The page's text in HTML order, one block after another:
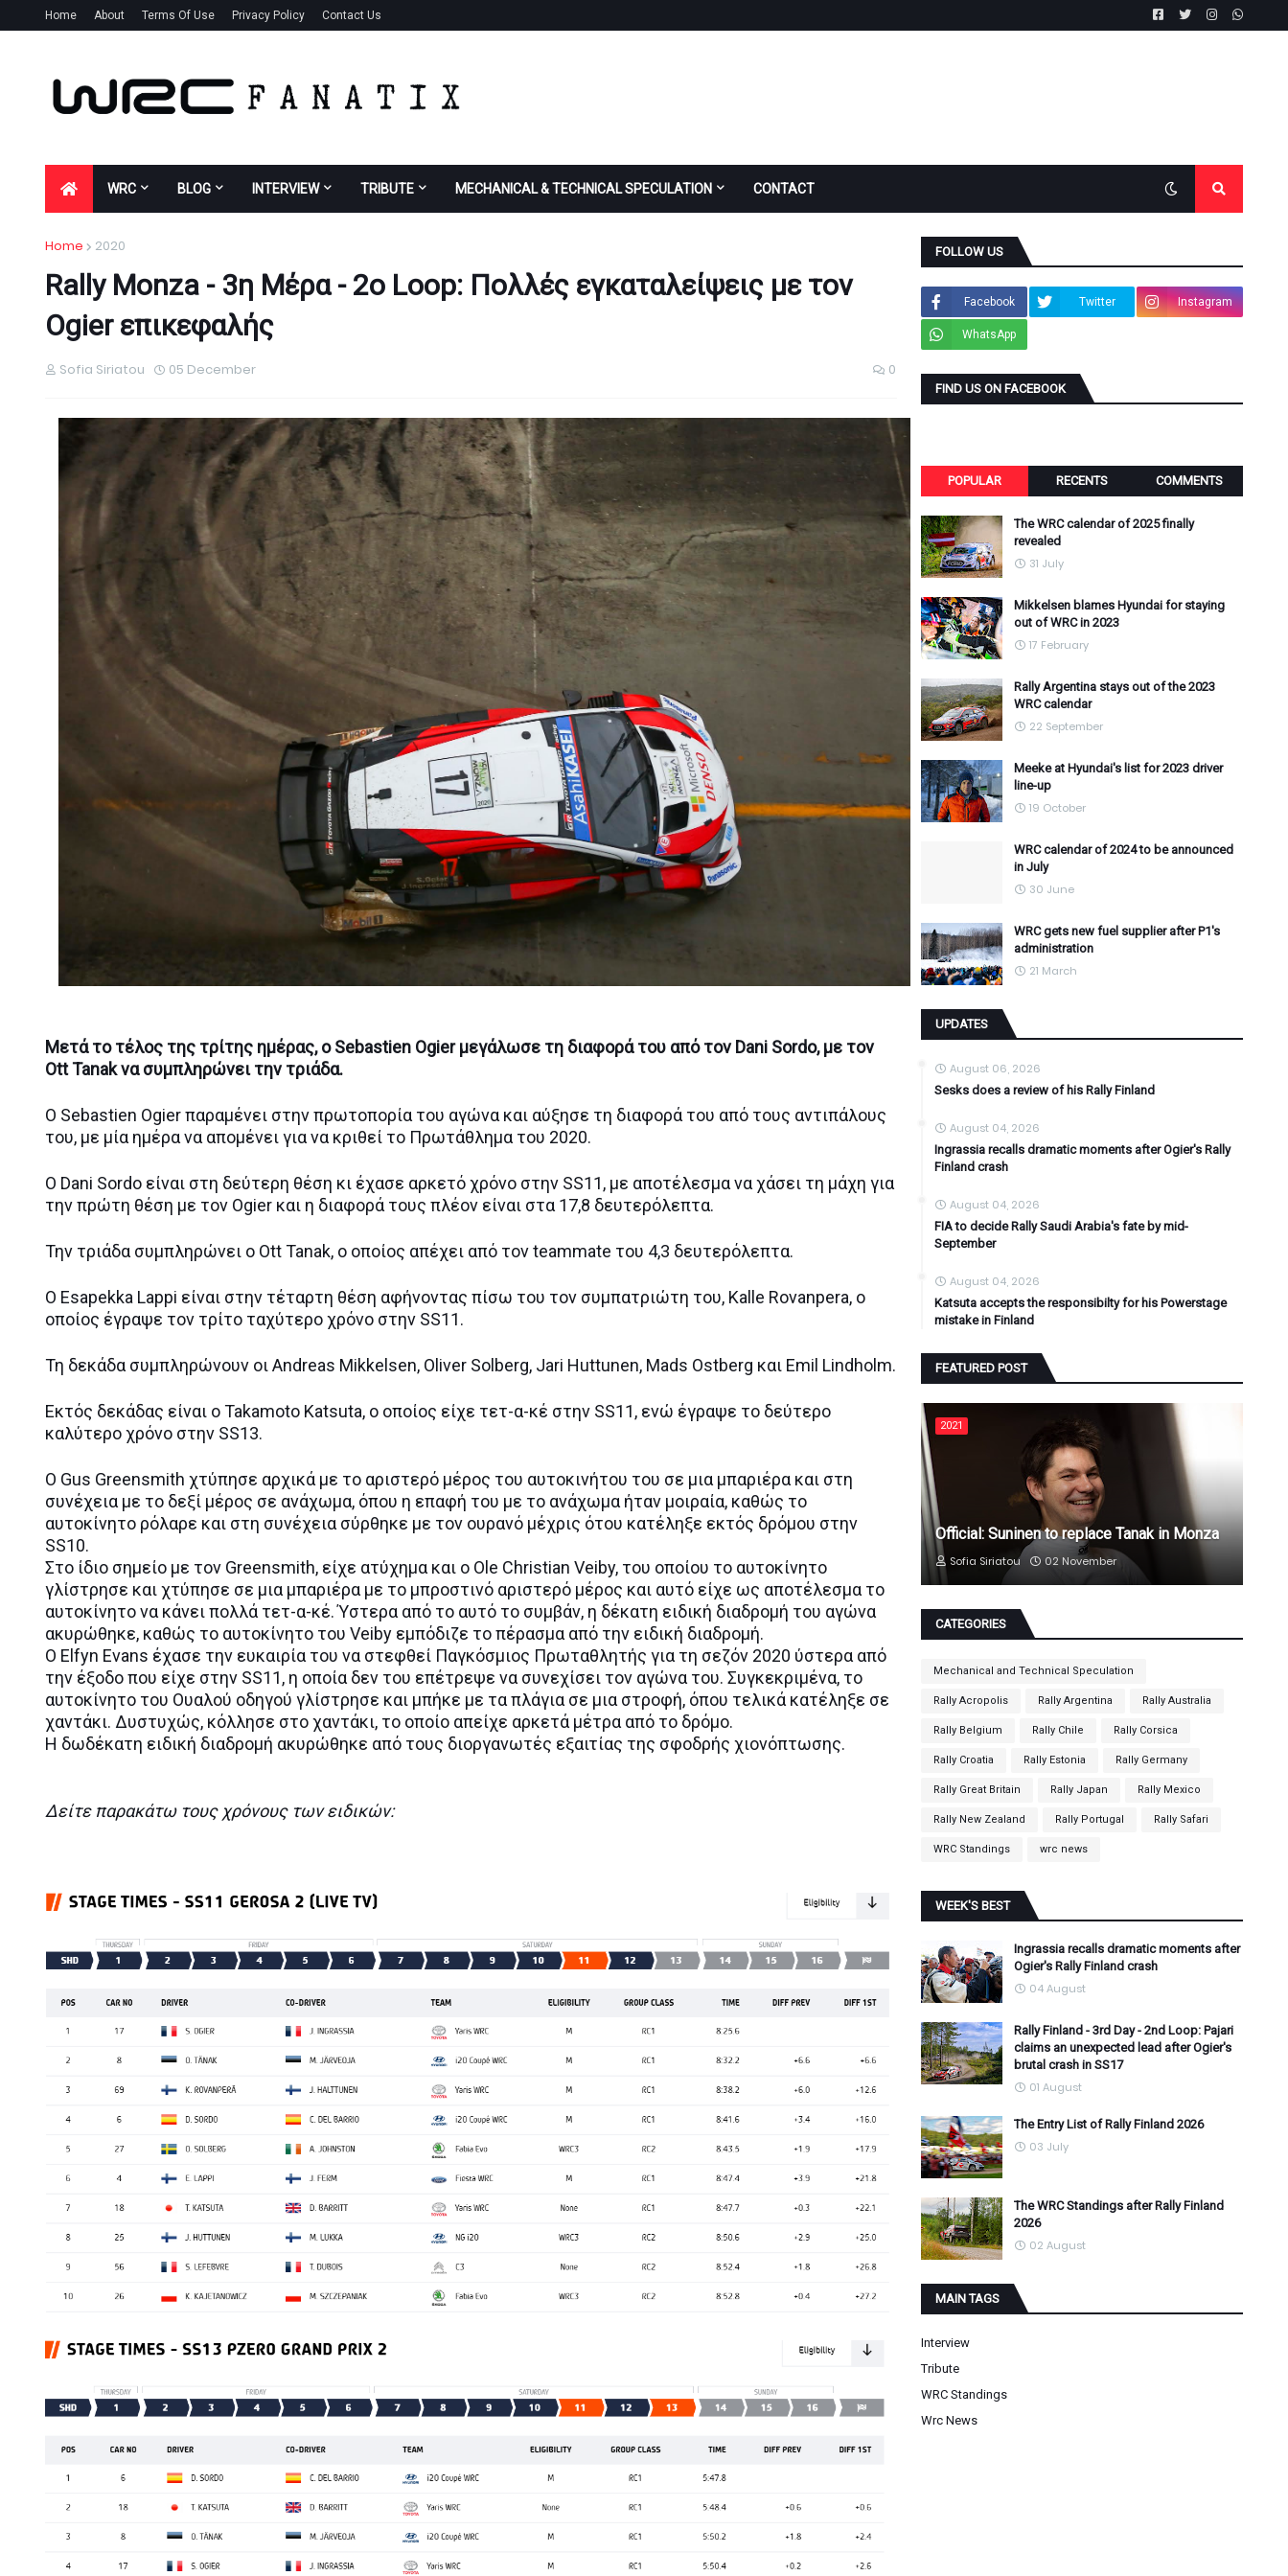
Home About Terms Of Use Privacy Policy Contact Us
WRC BLOG INTERVIEW TRIBUTE MECHANICAL & TECHNICAL SPECULATION CONTACT
Home 2020
Rally Monza - 3η Μέρα - 2o Loop: Πολλές εγκαταλείψεις με τον
Ogier επικεφαλής
Sofia Siriatou 05 December 0
Μετά το τέλος της τρίτης ημέρας, o Sebastien Ogier μεγάλωσε τη διαφορά του από τον Dani Sordo, με τον
Ott Tanak να συμπληρώνει την τριάδα.
O Sebastien Ogier παραμένει στην πρωτοπορία του αγώνα και αύξησε τη διαφορά του από τους αντιπάλους
του, με μία ημέρα να απομένει για να κριθεί το Πρωτάθλημα του 2020.
Ο Dani Sordo είναι στη δεύτερη θέση κι έχασε αρκετό χρόνο στην SS11, με αποτέλεσμα να χάσει τη μάχη για
την πρώτη θέση με τον Ogier και η διαφορά τους πλέον είναι στα 17,8 δευτερόλεπτα.
Την τριάδα συμπληρώνει ο Ott Tanak, ο οποίος απέχει από τον teammate του 4,3 δευτερόλεπτα.
O Esapekka Lappi είναι στην τέταρτη θέση αφήνοντας πίσω του τον συμπατριώτη του, Kalle Rovanpera, ο
οποίος έγραψε τον τρίτο ταχύτερο χρόνο στην SS11.
Τη δεκάδα συμπληρώνουν οι Andreas Mikkelsen, Oliver Solberg, Jari Huttunen, Mads Ostberg και Emil Lindholm.
Εκτός δεκάδας είναι ο Takamoto Katsuta, ο οποίος είχε τετ-α-κέ στην SS11, ενώ έγραψε το δεύτερο
καλύτερο χρόνο στην SS13.
Ο Gus Greensmith χτύπησε αρχικά με το αριστερό μέρος του αυτοκινήτου του σε μια μπαριέρα και στη
συνέχεια με το δεξί μέρος σε ανάχωμα, όπου η επαφή του με το ανάχωμα ήταν μοιραία, καθώς το
αυτοκίνητο ρόλαρε και στη συνέχεια σύρθηκε με τον ουρανό μέχρις ότου κατέληξε εκτός δρόμου στην
SS10.
Στο ίδιο σημείο με τον Greensmith, είχε ατύχημα και ο Ole Christian Veiby, του οποίου το αυτοκίνητο
γλίστρησε και χτύπησε σε μια μπαριέρα με το μπροστινό αριστερό μέρος και αυτό είχε ως αποτέλεσμα το
αυτοκίνητο να κάνει πολλά τετ-α-κέ. Ύστερα από το αυτό το συμβάν, η δέκατη ειδική διαδρομή του αγώνα
ακυρώθηκε, καθώς το αυτοκίνητο του Veiby εμπόδιζε το πέρασμα από την ειδική διαδρομή.
Ο Elfyn Evans έχασε την ευκαιρία του να στεφθεί Παγκόσμιος Πρωταθλητής για τη σεζόν 2020 ύστερα από
την έξοδο που είχε στην SS11, η οποία δεν του επέτρεψε να συνεχίσει τον αγώνα του. Συγκεκριμένα, το
αυτοκίνητο του Ουαλού οδηγού γλίστρησε και μπήκε με τα πλάγια σε μια στροφή, όπου τελικά κατέληξε σε
χαντάκι. Δυστυχώς, κόλλησε στο χαντάκι, το οποίο απείχε αρκετά μέτρα από το δρόμο.
Η δωδέκατη ειδική διαδρομή ακυρώθηκε από τους διοργανωτές εξαιτίας της σφοδρής χιονόπτωσης.
Δείτε παρακάτω τους χρόνους των ειδικών:
FOLLOW US
Facebook Twitter Instagram
WhatsApp
FIND US ON FACEBOOK
POPULAR RECENTS COMMENTS
The WRC calendar of 2025 finally
revealed
31 July
Mikkelsen blames Hyundai for staying
out of WRC in 2023
17 February
Rally Argentina stays out of the 2023
WRC calendar
22 September
Meeke at Hyundai's list for 2023 driver
line-up
19 October
WRC calendar of 2024 to be announced
in July
30 June
WRC gets new fuel supplier after P1's
administration
21 March
UPDATES
August 06, 2026
Sesks does a review of his Rally Finland
August 04, 2026
Ingrassia recalls dramatic moments after Ogier's Rally
Finland crash
August 04, 2026
FIA to decide Rally Saudi Arabia's fate by mid-
September
August 04, 2026
Katsuta accepts the responsibilty for his Powerstage
mistake in Finland
FEATURED POST
2021
Official: Suninen to replace Tanak in Monza
Sofia Siriatou 02 November
CATEGORIES
Mechanical and Technical Speculation
Rally Acropolis Rally Argentina Rally Australia
Rally Belgium Rally Chile Rally Corsica
Rally Croatia Rally Estonia Rally Germany
Rally Great Britain Rally Japan Rally Mexico
Rally New Zealand Rally Portugal Rally Safari
WRC Standings wrc news
WEEK'S BEST
Ingrassia recalls dramatic moments after
Ogier's Rally Finland crash
04 August
Rally Finland - 3rd Day - 2nd Loop: Pajari
claims an unexpected lead after Ogier's
brutal crash in SS17
01 August
The Entry List of Rally Finland 2026
03 July
The WRC Standings after Rally Finland
2026
02 August
MAIN TAGS
Interview
Tribute
WRC Standings
Wrc News